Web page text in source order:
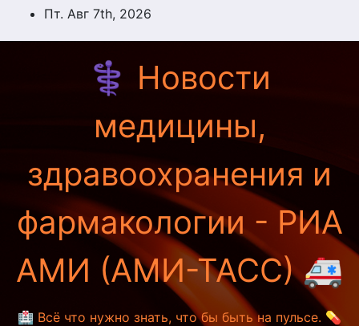
ПерейтиПт. Авг 7th, 2026
⚕️ Новости
медицины,
здравоохранения и
фармакологии - РИА
АМИ (АМИ-ТАСС) 🚑
🏥 Всё что нужно знать, что бы быть на пульсе. 💊